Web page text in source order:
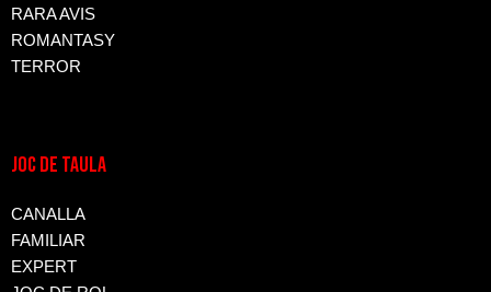
RARA AVIS
ROMANTASY
TERROR
JOC DE TAULA
CANALLA
FAMILIAR
EXPERT